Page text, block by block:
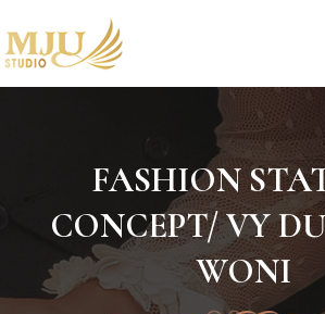
FASHION
CONCEPT/ VY
WONI